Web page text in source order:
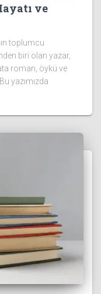
ve
toplumcu
biri olan yazar,
roman, öykü ve
yazımızda